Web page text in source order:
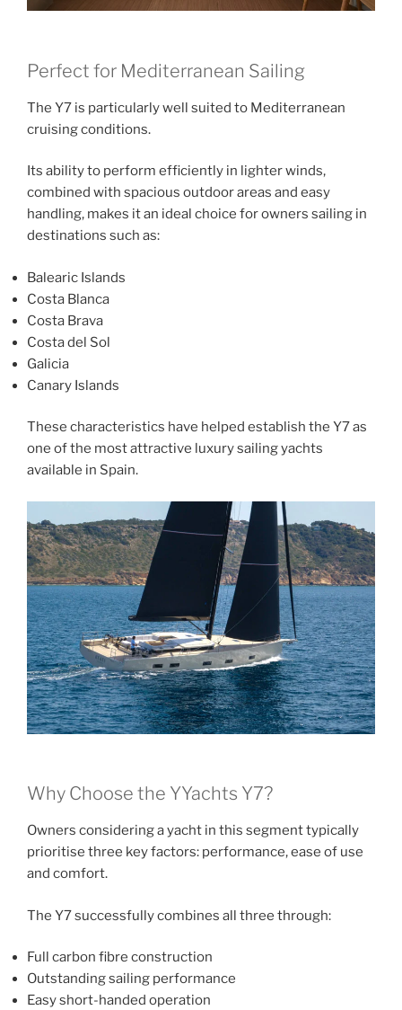
Perfect for Mediterranean Sailing
The Y7 is particularly well suited to Mediterranean
cruising conditions.
Its ability to perform efficiently in lighter winds,
combined with spacious outdoor areas and easy
handling, makes it an ideal choice for owners sailing in
destinations such as:
Balearic Islands
Costa Blanca
Costa Brava
Costa del Sol
Galicia
Canary Islands
These characteristics have helped establish the Y7 as
one of the most attractive luxury sailing yachts
available in Spain.
Why Choose the YYachts Y7?
Owners considering a yacht in this segment typically
prioritise three key factors: performance, ease of use
and comfort.
The Y7 successfully combines all three through:
Full carbon fibre construction
Outstanding sailing performance
Easy short-handed operation